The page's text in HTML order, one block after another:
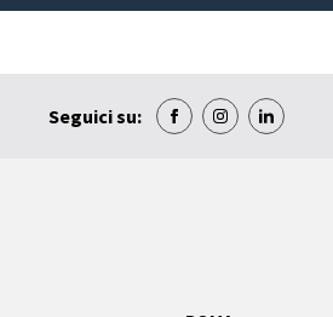
Seguici su: